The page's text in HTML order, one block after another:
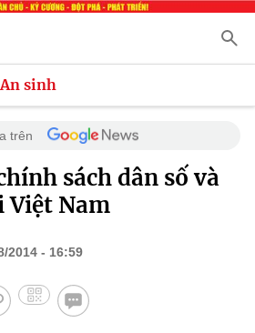
An sinh
trên
sách dân số và
Nam
2014 - 16:59